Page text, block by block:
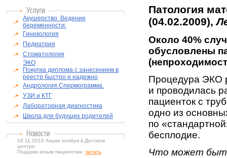
Акушерство. Ведение
беременности.
Гинекология
Педиатрия
Стоматология
ЭКО
Покупка диплома с занесением в
реестр быстро и надежно
Андрология.Спермограмма.
УЗИ и КТГ
Лабораторная диагностика
Школа для будущих родителей
18.11.2010 Акции ноября в Детском
центре.
Подарки юным пациентам. читать
Патология
(04.02.2009),
Около 40%
обусловлены
Процедура ЭКО
и проводилась
пациенток с
одно из
по
бесплодие.
Что может